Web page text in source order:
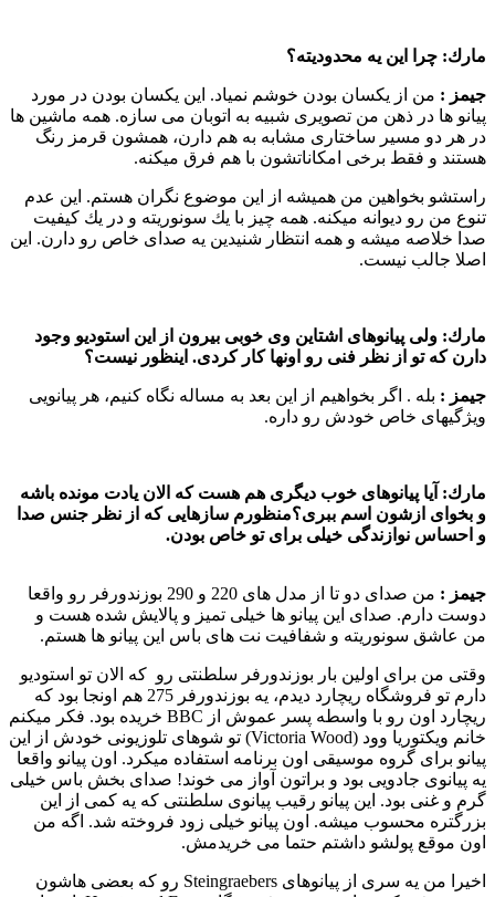
مارك: چرا این یه محدودیته؟‌
جیمز :‌ من از یكسان بودن خوشم نمیاد. این یكسان بودن در مورد
پیانو ها در ذهن من تصویری شبیه به اتوبان می سازه. همه ماشین ها
در هر دو مسیر ساختاری مشابه به هم دارن، همشون قرمز رنگ
هستند و فقط برخی امكاناتشون با هم فرق میكنه.
راستشو بخواهین من همیشه از این موضوع نگران هستم. این عدم
تنوع من رو دیوانه میكنه. همه چیز با یك سونوریته و در یك كیفیت
صدا خلاصه میشه و همه انتظار شنیدین یه صدای خاص رو دارن. این
اصلا جالب نیست.
مارك: ولی پیانوهای اشتاین وی خوبی بیرون از این استودیو وجود
دارن كه تو از نظر فنی رو اونها كار كردی. اینظور نیست؟
جیمز :‌ بله . اگر بخواهیم از این بعد به مساله نگاه كنیم، هر پیانویی
ویژگیهای خاص خودش رو داره.
مارك: آیا پیانوهای خوب دیگری هم هست كه الان یادت مونده باشه
و بخوای ازشون اسم ببری؟‌منظورم سازهایی كه از نظر جنس صدا
و احساس نوازندگی خیلی برای تو خاص بودن.
جیمز :‌
من صدای دو تا از مدل های 220 و 290 بوزندورفر رو واقعا
دوست دارم. صدای این پیانو ها خیلی تمیز و پالایش شده هست و
من عاشق سونوریته و شفافیت نت های باس این پیانو ها هستم.
وقتی من برای اولین بار بوزندورفر سلطنتی رو كه الان تو استودیو
دارم تو فروشگاه ریچارد دیدم، یه بوزندورفر 275 هم اونجا بود كه
ریچارد اون رو با واسطه پسر عموش از BBC خریده بود. فكر میكنم
خانم ویكتوریا وود (Victoria Wood) تو شوهای تلوزیونی خودش از این
پیانو برای گروه موسیقی اون برنامه استفاده میكرد. اون پیانو واقعا
یه پیانوی جادویی بود و براتون آواز می خوند! صدای بخش باس خیلی
گرم و غنی بود. این پیانو رقیب پیانوی سلطنتی كه یه كمی از این
بزرگتره محسوب میشه. اون پیانو خیلی زود فروخته شد. اگه من
اون موقع پولشو داشتم حتما می خریدمش.
اخیرا من یه سری از پیانوهای Steingraebers رو كه بعضی هاشون